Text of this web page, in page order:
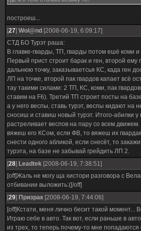
построеш...
[27] Wol@nd [2008-06-19, 6:09:17]
СТД БО Турэт раша:
В главке-гварды, ТП, гварды потом ешё коми
Первый прист строит барак и ген, второй ему
дальнюю точку, заказываетсья КС, када ген
ЛП на точке, второй пак гвардов капает всё
тау такими силами: 2 ТП, КС, коми, пак
ставим на F6). Третий ТП строит посты на
а у него веспы, ставь турэт, веспы кидают на
сносиш и ставиш новый турэт. Итого-абилки у
растреливает веспов на пару со всем
вяжеш его КСом, если ФВ, то вяжеш их
снести одного абликой, если снесёт, то
турэта, на базе не забывай грейдить ЛП 2.
[28] Leadtek [2008-06-19, 7:38:51]
[off]Жаль не могу ща хистори разговора с
отбивании выложить:([/off]
[29] Призрак [2008-06-19, 7:44:06]
[off]Кстати, меня лично бесит такой момент...
Играю себе в авто. Так вот, если раньше в
из трех, то теперь почему-то мне